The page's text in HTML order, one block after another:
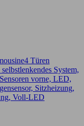
4 Türen
System,
vorne, LED,
Sitzheizung,
Voll-LED